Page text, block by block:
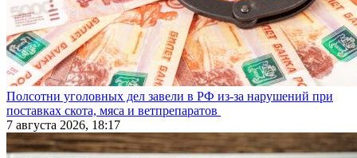
Полсотни уголовных дел завели в РФ из-за нарушений при
поставках скота, мяса и ветпрепаратов
7 августа 2026, 18:17